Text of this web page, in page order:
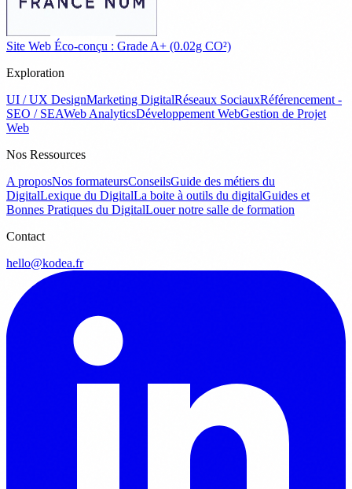
Site Web Éco-conçu : Grade A+ (0.02g CO²)
Exploration
UI / UX DesignMarketing DigitalRéseaux SociauxRéférencement -
SEO / SEAWeb AnalyticsDéveloppement WebGestion de Projet
Web
Nos Ressources
A proposNos formateursConseilsGuide des métiers du
DigitalLexique du DigitalLa boite à outils du digitalGuides et
Bonnes Pratiques du DigitalLouer notre salle de formation
Contact
hello@kodea.fr